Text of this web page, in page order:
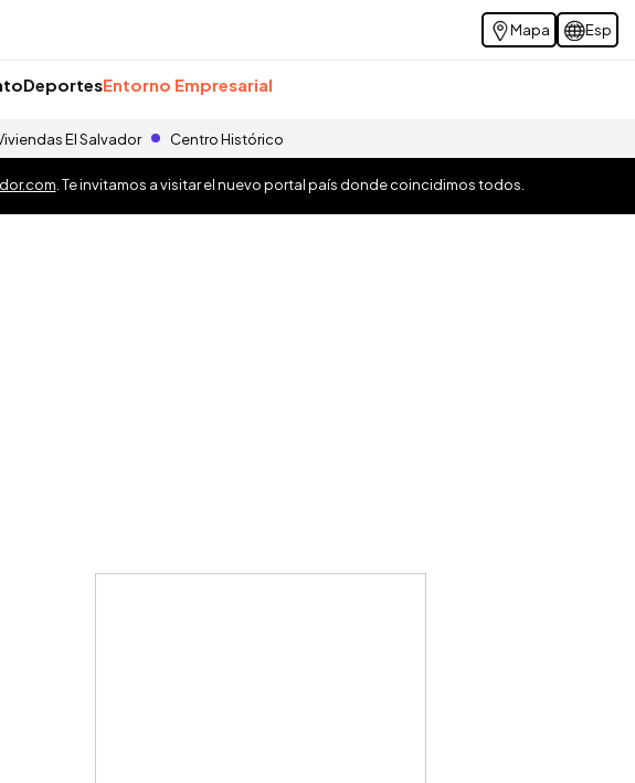
Mapa Esp
DeportesEntorno Empresarial
El Salvador Centro Histórico
. Te invitamos a visitar el nuevo portal país donde coincidimos todos.